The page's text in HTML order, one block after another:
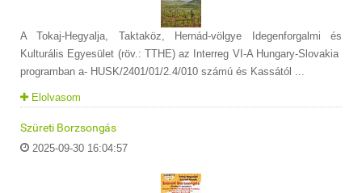
A Tokaj-Hegyalja, Taktaköz, Hernád-völgye Idegenforgalmi és
Kulturális Egyesület (röv.: TTHE) az Interreg VI-A Hungary-Slovakia
programban a- HUSK/2401/01/2.4/010 számú és Kassától ...
Elolvasom
Szüreti Borzsongás
2025-09-30 16:04:57